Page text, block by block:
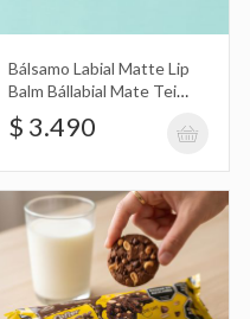
Bálsamo Labial Matte Lip
Balm Bállabial Mate Tei
Cosmética
$ 3.490